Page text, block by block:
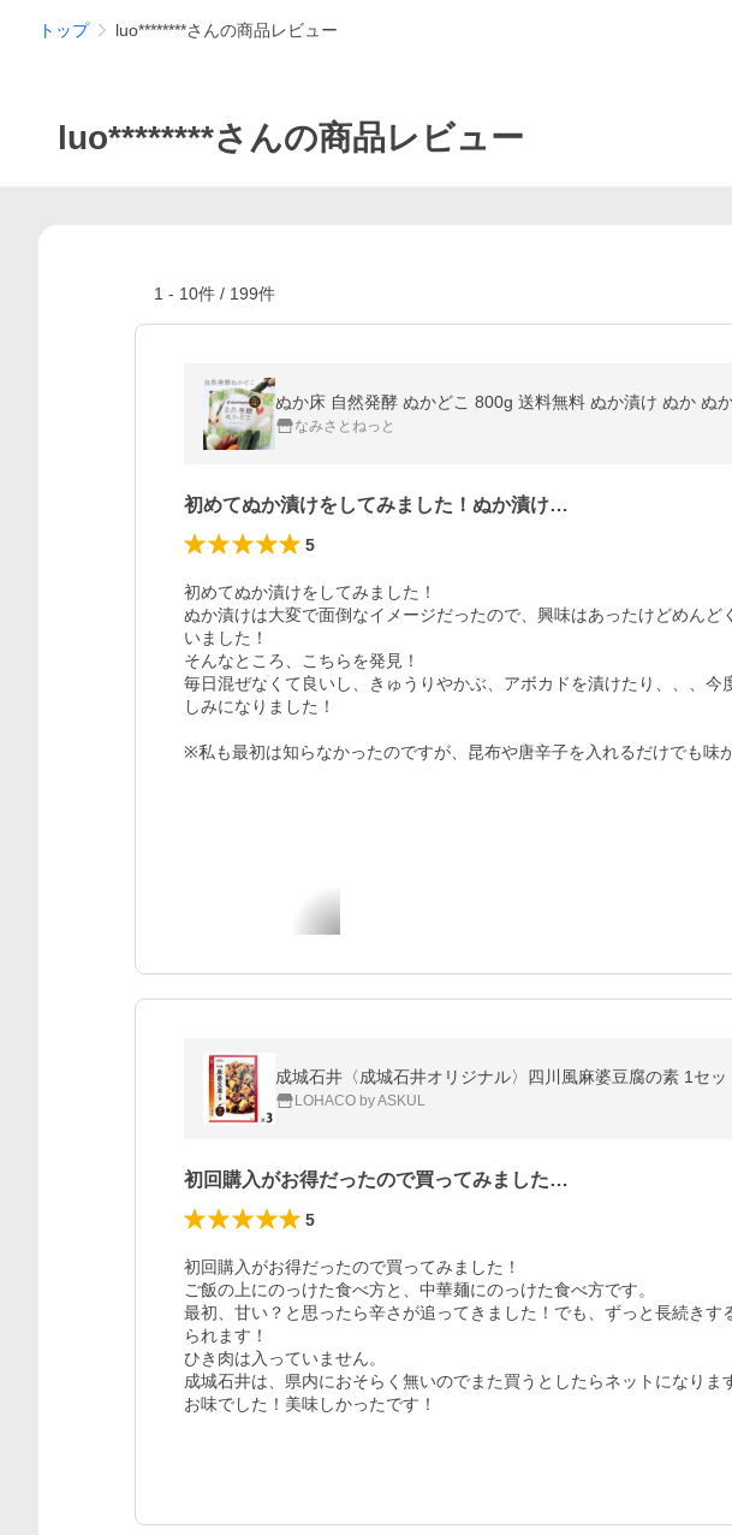
トップ luo********さんの商品レビュー
luo********さんの商品レビュー
1 - 10件 / 199件
ぬか床 自然発酵 ぬかどこ 800g 送料無料 ぬか漬け ぬか ぬ
なみさとねっと
初めてぬか漬けをしてみました！ぬか漬け…
5
初めてぬか漬けをしてみました！
ぬか漬けは大変で面倒なイメージだったので、興味はあったけどめんど
いました！
そんなところ、こちらを発見！
毎日混ぜなくて良いし、きゅうりやかぶ、アボカドを漬けたり、、、今
しみになりました！
※私も最初は知らなかったのですが、昆布や唐辛子を入れるだけでも味
成城石井〈成城石井オリジナル〉四川風麻婆豆腐の素 1セッ
LOHACO by ASKUL
初回購入がお得だったので買ってみました…
5
初回購入がお得だったので買ってみました！
ご飯の上にのっけた食べ方と、中華麺にのっけた食べ方です。
最初、甘い？と思ったら辛さが追ってきました！でも、ずっと長続きす
られます！
ひき肉は入っていません。
成城石井は、県内におそらく無いのでまた買うとしたらネットになりま
お味でした！美味しかったです！